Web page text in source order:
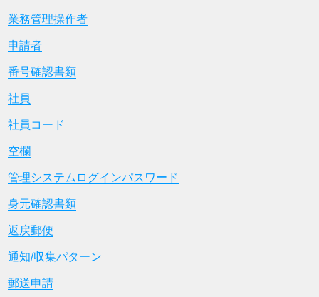
業務管理操作者
申請者
番号確認書類
社員
社員コード
空欄
管理システムログインパスワード
身元確認書類
返戻郵便
通知/収集パターン
郵送申請